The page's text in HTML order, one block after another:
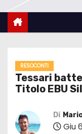
c
RESOCONTI
Tessari
Titolo EBU
Di
Giu